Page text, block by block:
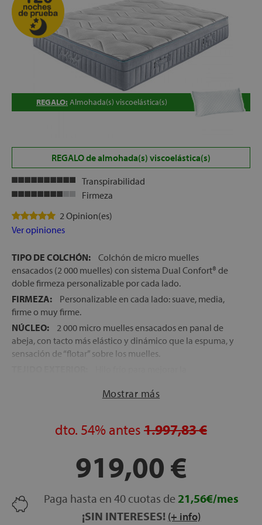
ENVÍO, INSTALACIÓN EN EL DOMICILIO Y RETIRADA
DEL ANTIGUO COLCHÓN, GRATIS
FABRICACIÓN ESPAÑOLA
ALTURA: +/- 30 cm
REGALO: Almohada(s) viscoelástica(s)
REGALO de almohada(s) viscoelástica(s)
Transpirabilidad
Firmeza
2 Opinion(es)
Ver opiniones
TIPO DE COLCHÓN:
Colchón de micro muelles
ensacados (2 000 muelles) con sistema Dual Confort® de
doble firmeza personalizable por cada lado.
FIRMEZA:
Personalizable en cada lado: suave, media,
firme o muy firme.
NÚCLEO:
2 000 micro muelles ensacados en panal de
abeja, con tacto más elástico y dinámico que la espuma, y
sensación de “flotar” sobre los muelles.
continua, sin alterar el tacto natural.
que regula la temperatura y disimula la unión de los dos
viscoelástica y fibras de confort; extraíble, desenfundable e
intercambiable para ajustar firmeza sin reemplazar el
COLCHÓN EVOLUTIVO:
Permite cambiar tu nivel de
firmeza en cualquier momento sustituyendo el topper, sin
Mostrar más
dto. 54% antes 1.997,83 €
919,00 €
Paga hasta en 40 cuotas de 21,56€/mes
¡SIN INTERESES! (+ info)